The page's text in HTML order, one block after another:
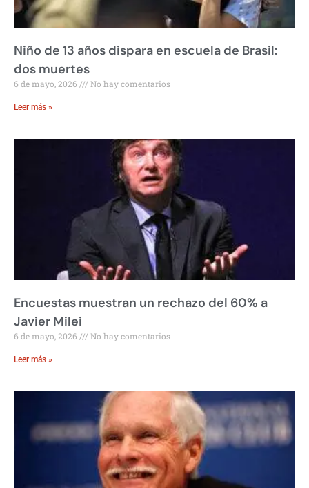
Niño de 13 años dispara en escuela de Brasil:
dos muertes
6 de mayo, 2026 No hay comentarios
Leer más »
Encuestas muestran un rechazo del 60% a
Javier Milei
6 de mayo, 2026 No hay comentarios
Leer más »